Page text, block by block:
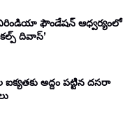
ఫౌండేషన్ ఆధ్వర్యంలో
దివాస్’
అద్దం పట్టిన దసరా